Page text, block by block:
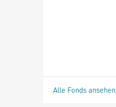
Alle Fonds ansehen